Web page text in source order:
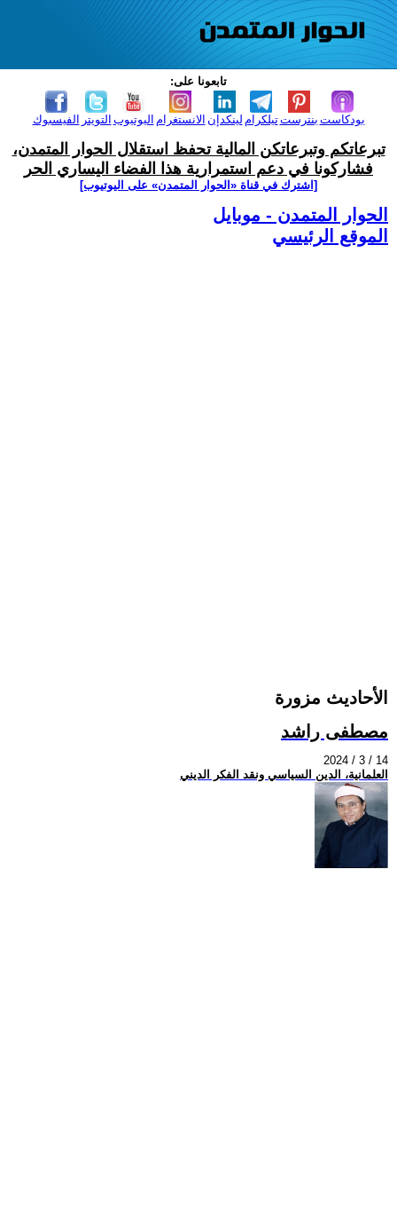
تابعونا على:
الفيسبوك التويتر اليوتيوب الانستغرام لينكدإن تيلكرامبنترست بودكاست
تبرعاتكم وتبرعاتكن المالية تحفظ استقلال الحوار المتمدن،
فشاركونا في دعم استمرارية هذا الفضاء اليساري الحر
[اشترك في قناة ‫«الحوار المتمدن» على اليوتيوب]
الحوار المتمدن - موبايل
الموقع الرئيسي
الأحاديث مزورة
مصطفى راشد
2024 / 3 / 14
العلمانية، الدين السياسي ونقد الفكر الديني